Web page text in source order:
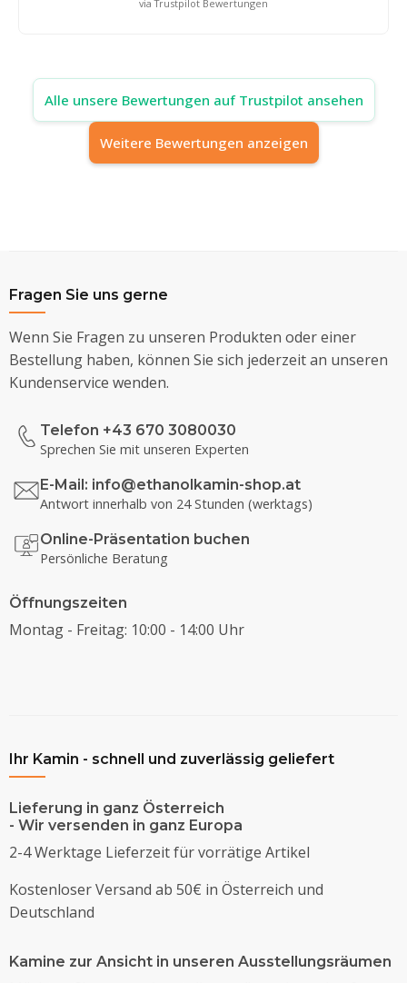
via Trustpilot Bewertungen
Alle unsere Bewertungen auf Trustpilot ansehen
Weitere Bewertungen anzeigen
Fragen Sie uns gerne
Wenn Sie Fragen zu unseren Produkten oder einer
Bestellung haben, können Sie sich jederzeit an unseren
Kundenservice wenden.
Telefon +43 670 3080030
Sprechen Sie mit unseren Experten
E-Mail: info@ethanolkamin-shop.at
Antwort innerhalb von 24 Stunden (werktags)
Online-Präsentation buchen
Persönliche Beratung
Öffnungszeiten
Montag - Freitag: 10:00 - 14:00 Uhr
Ihr Kamin - schnell und zuverlässig geliefert
Lieferung in ganz Österreich
- Wir versenden in ganz Europa
2-4 Werktage Lieferzeit für vorrätige Artikel
Kostenloser Versand ab 50€ in Österreich und
Deutschland
Kamine zur Ansicht in unseren Ausstellungsräumen